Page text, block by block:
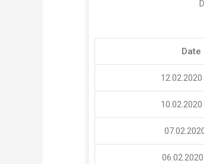
Date
12.02.2020
10.02.2020
06.02.2020